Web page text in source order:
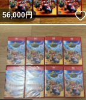
56,000円